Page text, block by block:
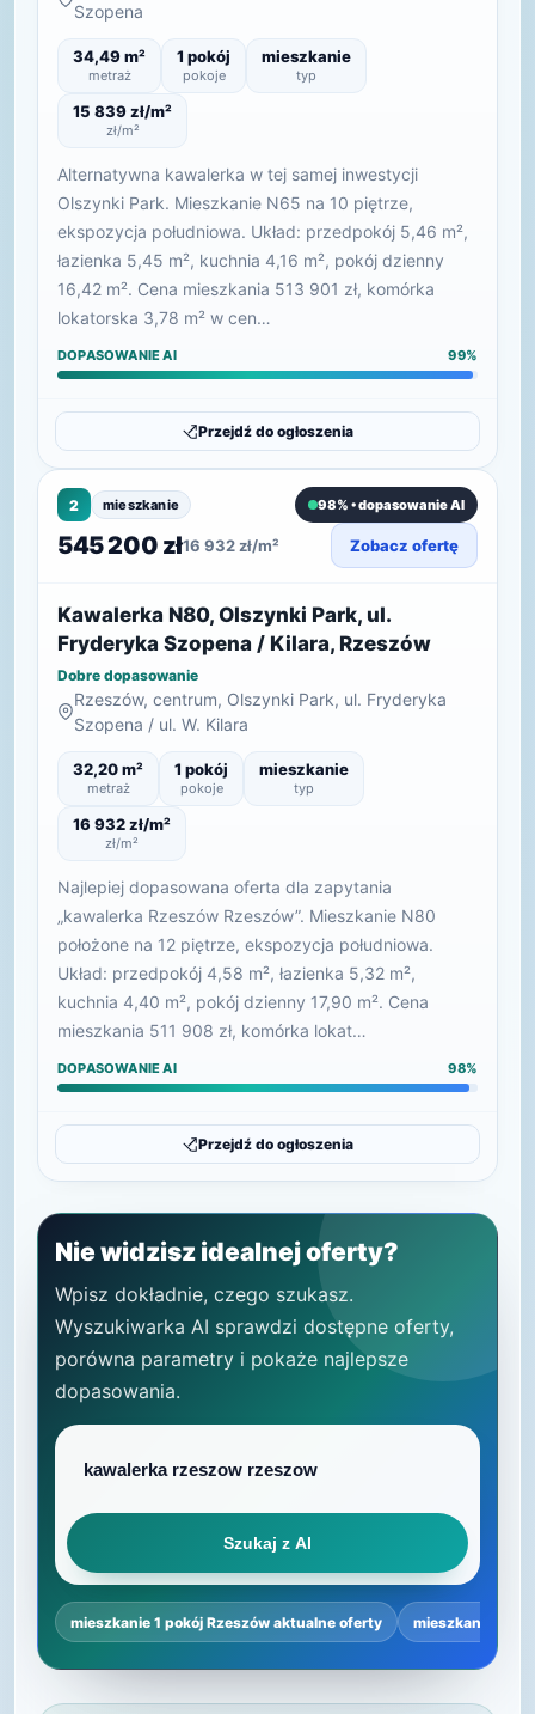
Szopena
34,49 m²
metraż
1 pokój
pokoje
mieszkanie
typ
15 839 zł/m²
zł/m²
Alternatywna kawalerka w tej samej inwestycji
Olszynki Park. Mieszkanie N65 na 10 piętrze,
ekspozycja południowa. Układ: przedpokój 5,46 m²,
łazienka 5,45 m², kuchnia 4,16 m², pokój dzienny
16,42 m². Cena mieszkania 513 901 zł, komórka
lokatorska 3,78 m² w cen…
DOPASOWANIE AI 99%
Przejdź do ogłoszenia
2 mieszkanie 98% • dopasowanie AI
545 200 zł16 932 zł/m² Zobacz ofertę
Kawalerka N80, Olszynki Park, ul.
Fryderyka Szopena / Kilara, Rzeszów
Dobre dopasowanie
Rzeszów, centrum, Olszynki Park, ul. Fryderyka
Szopena / ul. W. Kilara
32,20 m²
metraż
1 pokój
pokoje
mieszkanie
typ
16 932 zł/m²
zł/m²
Najlepiej dopasowana oferta dla zapytania
„kawalerka Rzeszów Rzeszów”. Mieszkanie N80
położone na 12 piętrze, ekspozycja południowa.
Układ: przedpokój 4,58 m², łazienka 5,32 m²,
kuchnia 4,40 m², pokój dzienny 17,90 m². Cena
mieszkania 511 908 zł, komórka lokat…
DOPASOWANIE AI 98%
Przejdź do ogłoszenia
Nie widzisz idealnej oferty?
Wpisz dokładnie, czego szukasz.
Wyszukiwarka AI sprawdzi dostępne oferty,
porówna parametry i pokaże najlepsze
dopasowania.
Szukaj z AI
mieszkanie 1 pokój Rzeszów aktualne oferty mieszkanie 1